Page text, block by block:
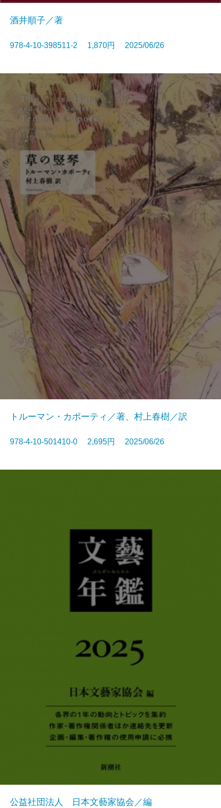
酒井順子／著
978-4-10-398511-2 1,870円 2025/06/26
トルーマン・カポーティ／著、村上春樹／訳
978-4-10-501410-0 2,695円 2025/06/26
公益社団法人 日本文藝家協会／編